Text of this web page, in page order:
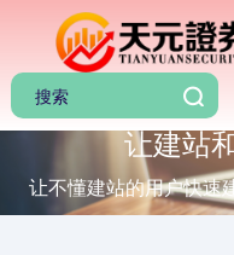
让建站
让不懂建站的用户快速